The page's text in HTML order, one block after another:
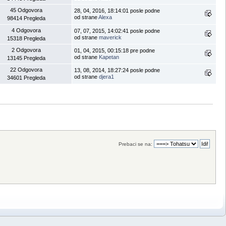
45 Odgovora
98414 Pregleda
28, 04, 2016, 18:14:01 posle podne
od straneAlexa
4 Odgovora
15318 Pregleda
07, 07, 2015, 14:02:41 posle podne
od strane maverick
2 Odgovora
13145 Pregleda
01, 04, 2015, 00:15:18 pre podne
od strane Kapetan
22 Odgovora
34601 Pregleda
13, 08, 2014, 18:27:24 posle podne
od strane djera1
Prebaci se na: